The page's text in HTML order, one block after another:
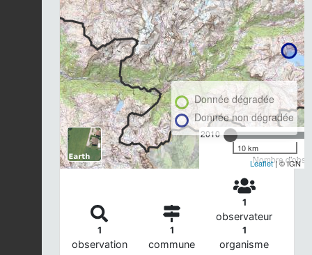
2010
Nombre
Donnée dégradée
Donnée non dégradée
10 km
Leaflet| © IGN
1
observation
1
commune
1
observateur
1
organisme